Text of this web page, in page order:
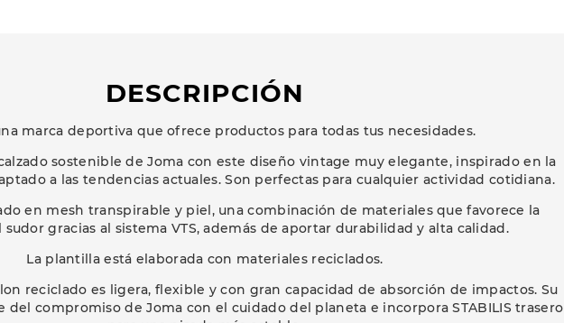
DESCRIPCIÓN
marca deportiva que ofrece productos para todas tus necesidades.
calzado sostenible de Joma con este diseño vintage muy elegante, inspirado en la
a las tendencias actuales. Son perfectas para cualquier actividad cotidiana.
en mesh transpirable y piel, una combinación de materiales que favorece la
sudor gracias al sistema VTS, además de aportar durabilidad y alta calidad.
La plantilla está elaborada con materiales reciclados.
reciclado es ligera, flexible y con gran capacidad de absorción de impactos. Su
del compromiso de Joma con el cuidado del planeta e incorpora STABILIS trasero